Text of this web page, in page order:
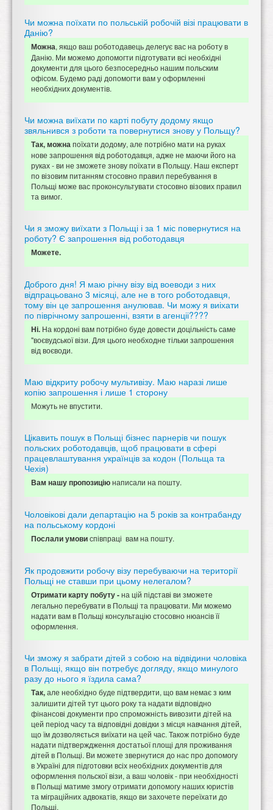
Чи можна поїхати по польській робочій візі працювати в
Данію?
Можна, якщо ваш роботодавець делегує вас на роботу в
Данію. Ми можемо допомогти підготувати всі необхідні
документи для цього безпосередньо нашим польским
офісом. Будемо раді допомогти вам у оформленні
необхідних документів.
Чи можна виїхати по карті побуту додому якщо
звяльнився з роботи та повернутися знову у Польщу?
Так, можнапоїхати додому, але потрібно мати на руках
нове запрошення від роботодавця, адже не маючи його на
руках - ви не зможете знову поїхати в Польщу. Наш експерт
по візовим питанням стосовно правил перебування в
Польщі може вас проконсультувати стосовно візових правил
та вимог.
Чи я зможу виїхати з Польщі і за 1 міс повернутися на
роботу? Є запрошення від роботодавця
Можете.
Доброго дня! Я маю річну візу від воеводи з них
відпрацьовано 3 місяці, але не в того роботодавця,
тому він це запрошення анулював. Чи можу я виіхати
по піврічному запрошенні, взяти в агенціі????
Ні. На кордоні вам потрібно буде довести доцільність саме
"воєвудської візи. Для цього необходне тільки запрошення
від воєводи.
Маю відкриту робочу мультивізу. Маю наразі лише
копію запрошення і лише 1 сторону
Можуть не впустити.
Цікавить пошук в Польщі бізнес парнерів чи пошук
польских роботодавців, щоб працювати в сфері
працевлаштування українців за кодон (Польща та
Чехія)
Вам нашу пропозиціюнаписали на пошту.
Чоловікові дали департацію на 5 років за контрабанду
на польському кордоні
Послали умовиспівпраці вам на пошту.
Як продовжити робочу візу перебуваючи на території
Польщі не ставши при цьому нелегалом?
Отримати карту побуту -на цій підставі ви зможете
легально перебувати в Польщі та працювати. Ми можемо
надати вам в Польщі консультацію стосовно нюансів її
оформлення.
Чи зможу я забрати дітей з собою на відвідини чоловіка
в Польщі, якщо він потребує догляду, якщо минулого
разу до нього я їздила сама?
Так,але необхідно буде підтвердити, що вам немає з ким
залишити дітей тут цього року та надати відповідно
фінансові документи про спроможність вивозити дітей на
цей період часу та відповідні довідки з місця навчання дітей,
що їм дозволяється виїхати на цей час. Також потрібно буде
надати підтверждження достатьої площі для проживання
дітей в Польщі. Ви можете звернутися до нас про допомогу
в Україні для підготовки всіх необхідних документів для
оформлення польскої візи, а ваш чоловік - при необхідності
в Польщі матиме змогу отримати допомогу наших юристів
та міграційних адвокатів, якщо ви захочете переїхати до
Польщі.